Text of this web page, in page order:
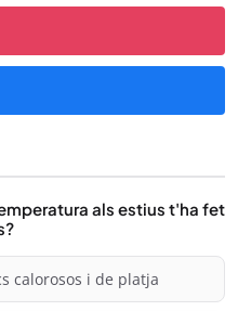
als estius t'ha fet
calorosos i de platja